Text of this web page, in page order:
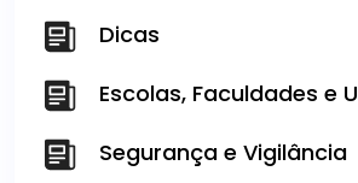
Dicas
Escolas, Faculdades e
Segurança e Vigilância